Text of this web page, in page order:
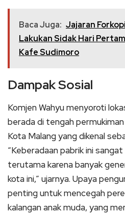
Baca Juga: Jajaran
Lakukan Sidak Hari
Kafe Sudimoro
Dampak Sosial
Komjen Wahyu menyoroti
berada di tengah
Kota Malang yang dikenal
“Keberadaan pabrik ini
terutama karena banyak
kota ini,” ujarnya. Upaya
penting untuk mencegah
kalangan anak muda, yang